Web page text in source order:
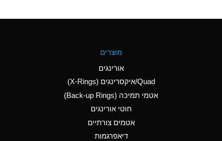
Aluminum Nitrate
(Aqueous)
Aluminum Phosphate
מוצרים
אורינגים
Quad/איקסרינגים (X-Rings)
אטמי תמיכה (Back-up Rings)
חוטי אורינגים
אטמים צורתיים
דיאפרגמות